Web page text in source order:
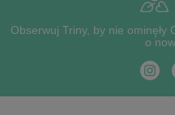
Obserwuj Triny, by nie
o